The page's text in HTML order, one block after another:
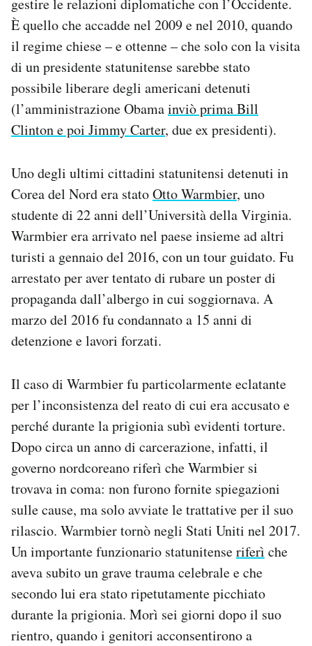
gestire le relazioni diplomatiche con l’Occidente.
È quello che accadde nel 2009 e nel 2010, quando
il regime chiese – e ottenne – che solo con la visita
di un presidente statunitense sarebbe stato
possibile liberare degli americani detenuti
(l’amministrazione Obamainviò prima Bill
Clinton e poi Jimmy Carter, due ex presidenti).
Uno degli ultimi cittadini statunitensi detenuti in
Corea del Nord era statoOtto Warmbier, uno
studente di 22 anni dell’Università della Virginia.
Warmbier era arrivato nel paese insieme ad altri
turisti a gennaio del 2016, con un tour guidato. Fu
arrestato per aver tentato di rubare un poster di
propaganda dall’albergo in cui soggiornava. A
marzo del 2016 fu condannato a 15 anni di
detenzione e lavori forzati.
Il caso di Warmbier fu particolarmente eclatante
per l’inconsistenza del reato di cui era accusato e
perché durante la prigionia subì evidenti torture.
Dopo circa un anno di carcerazione, infatti, il
governo nordcoreano riferì che Warmbier si
trovava in coma: non furono fornite spiegazioni
sulle cause, ma solo avviate le trattative per il suo
rilascio. Warmbier tornò negli Stati Uniti nel 2017.
Un importante funzionario statunitenseriferì che
aveva subito un grave trauma celebrale e che
secondo lui era stato ripetutamente picchiato
durante la prigionia. Morì sei giorni dopo il suo
rientro, quando i genitori acconsentirono a